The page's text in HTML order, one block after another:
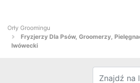
Orły Groomingu
Fryzjerzy Dla Psów, Groomerzy,
lwówecki